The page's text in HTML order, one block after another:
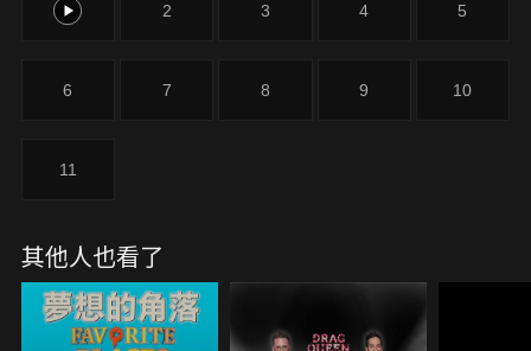
1 2 3 4 5
6 7 8 9 10
11
其他人也看了